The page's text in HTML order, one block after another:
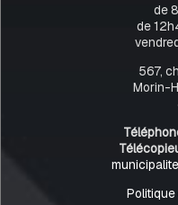
de
de
567,
Morin-